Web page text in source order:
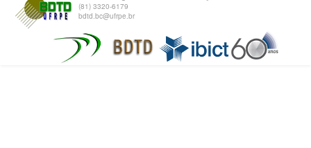
(81) 3320-6179
bdtd.bc@ufrpe.br